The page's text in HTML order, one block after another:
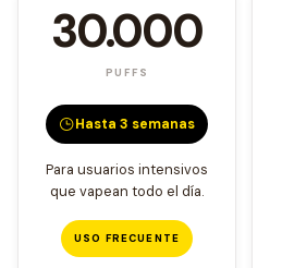
30.000
PUFFS
Hasta 3 semanas
Para usuarios intensivos
que vapean todo el día.
USO FRECUENTE